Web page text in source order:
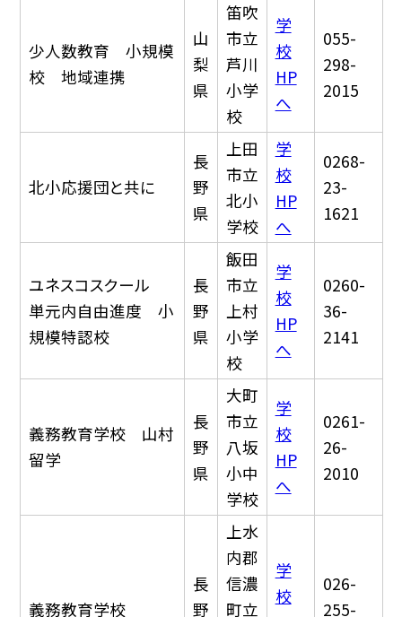
少人数教育 小規模
校 地域連携
山
梨
県
笛吹
市立
芦川
小学
校
学
校
HP
へ
055-
298-
2015
北小応援団と共に
長
野
県
上田
市立
北小
学校
学
校
HP
へ
0268-
23-
1621
ユネスコスクール
単元内自由進度 小
規模特認校
長
野
県
飯田
市立
上村
小学
校
学
校
HP
へ
0260-
36-
2141
義務教育学校 山村
留学
長
野
県
大町
市立
八坂
小中
学校
学
校
HP
へ
0261-
26-
2010
義務教育学校
長
野
上水
内郡
信濃
町立
学
校
026-
255-